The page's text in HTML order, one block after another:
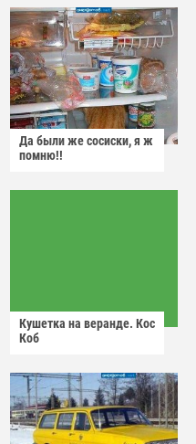
Да были же сосиски, я ж
помню!!
Кушетка на веранде. Кос
Коб